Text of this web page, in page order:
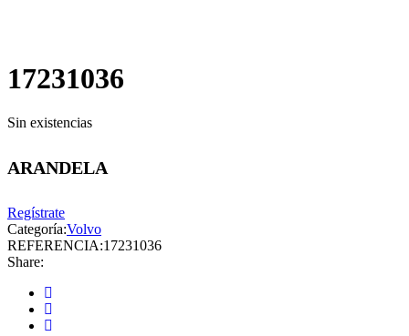
17231036
Sin existencias
ARANDELA
Regístrate
Categoría:Volvo
REFERENCIA:17231036
Share: